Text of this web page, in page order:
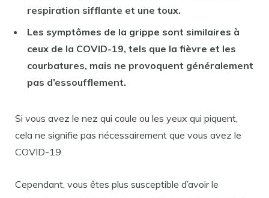
respiration sifflante et une toux.
Les symptômes de la grippe sont similaires à
ceux de la COVID-19, tels que la fièvre et les
courbatures, mais ne provoquent généralement
pas d’essoufflement.
Si vous avez le nez qui coule ou les yeux qui piquent,
cela ne signifie pas nécessairement que vous avez le
COVID-19.
Cependant, vous êtes plus susceptible d’avoir le